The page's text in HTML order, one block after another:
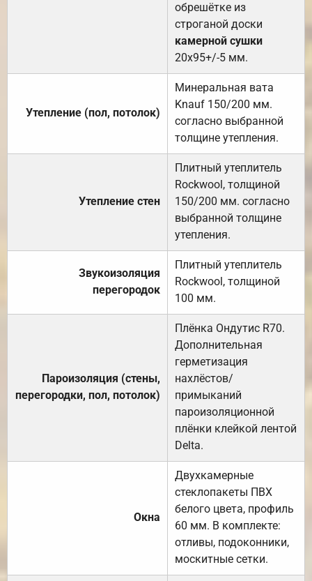
обрешётке из
строганой доски
камерной сушки
20х95+/-5 мм.
Утепление (пол, потолок)
Минеральная вата
Knauf 150/200 мм.
согласно выбранной
толщине утепления.
Утепление стен
Плитный утеплитель
Rockwool, толщиной
150/200 мм. согласно
выбранной толщине
утепления.
Звукоизоляция
перегородок
Плитный утеплитель
Rockwool, толщиной
100 мм.
Пароизоляция (стены,
перегородки, пол, потолок)
Плёнка Ондутис R70.
Дополнительная
герметизация
нахлёстов/
примыканий
пароизоляционной
плёнки клейкой лентой
Delta.
Окна
Двухкамерные
стеклопакеты ПВХ
белого цвета, профиль
60 мм. В комплекте:
отливы, подоконники,
москитные сетки.